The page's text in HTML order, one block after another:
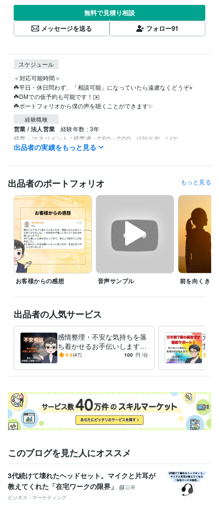
無料で見積り相談
メッセージを送る
フォロー91
スケジュール
＜対応可能時間＞
☘️平日・休日問わず、「相談可能」になっていたら遠慮なくどうぞ⭐︎
☘️DMでの仮予約も可能です！✉️
☘️ポートフォリオから僕の声を聴くことができます✨
経験職種
営業 / 法人営業 経験年数 : 3年
経営・マネジメント / 経営者・CEO・COO 経験年数 : 14年
経営・マネジメント / 経営企画・経営戦略
生産・品質管理 / 生産技術・製造技術 経験年数 : 3年
職歴
フランチャイズ契約店舗経営 2010年7月 ~ 2024年7月
外国コスメ販売 2020年10月 ~ 2024年10月
受賞歴
2025年ココナラスタート ココナラ　レギュラーランク
ココナラ開
始36日プラチナランク条件　達成
ココナラ　プラチナランク
ラ販売実績100件 ココナラ販売実績200件 ココナラ販売実績300件
資格・検定
日商簿記検定3級 取得年 : 1997年
ビジネス・クリエイティブツール
その他ツール
困難や挫折も諦めず挑戦し続けられる:30年
経験を活かし悩みに寄り添える:20年
苦境でもユーモアを忘れず、人を安心させれること:20年
大きな失敗から学び、次の挑戦につなげられること:30年
得意分野
悩み相談・カウンセリング 安心できる傾聴力
再挑戦を支える経験力
人間関係に寄り添う共感力
コンサルティング・士業 経営・開業サポート 前を向くきっかけ作り
出品者の実績をもっと見る
出品者のポートフォリオ もっと見る
お客様からの感想 音声サンプル 前を向くきっ
出品者の人気サービス
感情整理・不安な気持ちを落
ち着かせるお手伝いします
私も苦しんだ！ふんわりした
ます
4.9(47) 100 円 /分
元年
営・
私も
んか
このブログを見た人にオススメ
3代続けて壊れたヘッドセット。マイクと片耳が
教えてくれた「在宅ワークの限界」
記事
ビジネス・マーケティング